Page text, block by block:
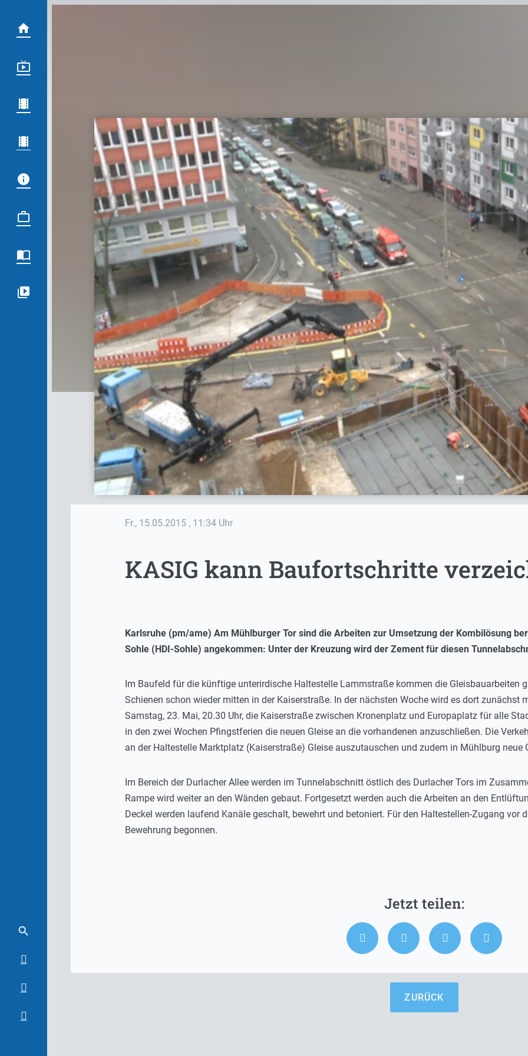
Fr., 15.05.2015 , 11:34 Uhr
KASIG kann Baufortschritte
Karlsruhe (pm/ame) Am Mühlburger Tor sind die Arbeiten zur Umsetzung der Kombilösung
Sohle (HDI-Sohle) angekommen: Unter der Kreuzung wird der Zement für diesen
Im Baufeld für die künftige unterirdische Haltestelle Lammstraße kommen die Gleisbauarbeiten
Schienen schon wieder mitten in der Kaiserstraße. In der nächsten Woche wird es dort zunächst
Samstag, 23. Mai, 20.30 Uhr, die Kaiserstraße zwischen Kronenplatz und Europaplatz für alle
in den zwei Wochen Pfingstferien die neuen Gleise an die vorhandenen anzuschließen. Die
an der Haltestelle Marktplatz (Kaiserstraße) Gleise auszutauschen und zudem in Mühlburg neue
Im Bereich der Durlacher Allee werden im Tunnelabschnitt östlich des Durlacher Tors im
Rampe wird weiter an den Wänden gebaut. Fortgesetzt werden auch die Arbeiten an den
Deckel werden laufend Kanäle geschalt, bewehrt und betoniert. Für den Haltestellen-Zugang vor
Bewehrung begonnen.
ZURÜCK